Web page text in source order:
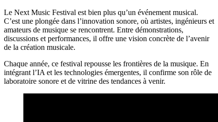
Le Next Music Festival est bien plus qu’un événement musical.
C’est une plongée dans l’innovation sonore, où artistes, ingénieurs et
amateurs de musique se rencontrent. Entre démonstrations,
discussions et performances, il offre une vision concrète de l’avenir
de la création musicale.
Chaque année, ce festival repousse les frontières de la musique. En
intégrant l’IA et les technologies émergentes, il confirme son rôle de
laboratoire sonore et de vitrine des tendances à venir.